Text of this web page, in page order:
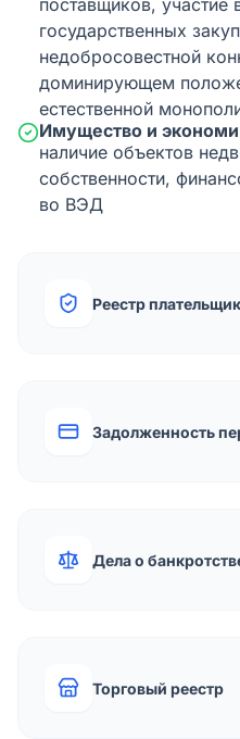
поставщиков, участие
государственных
недобросовестной
доминирующем
естественной
Имущество и
наличие объектов
собственности,
во ВЭД
Реестр
Задолженность
Дела о
Торговый реестр